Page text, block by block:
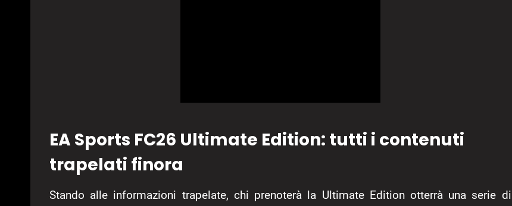
EA Sports FC26 Ultimate Edition: tutti i contenuti
trapelati finora
Stando alle informazioni trapelate, chi prenoterà la Ultimate Edition otterrà una serie di